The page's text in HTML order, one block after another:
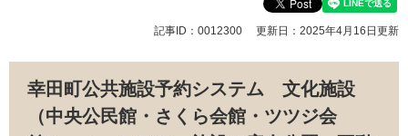
記事ID：0012300 更新日：2025年4月16日更新
幸田町公共施設予約システム 文化施設
（中央公民館・さくら会館・ツツジ会